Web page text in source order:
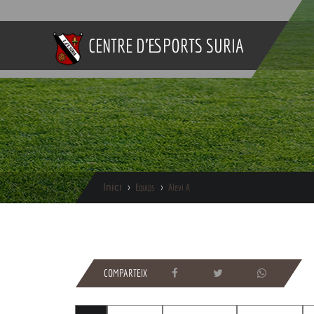
CENTRE D'ESPORTS SURIA
Inici Equips Alevi A
COMPARTEIX